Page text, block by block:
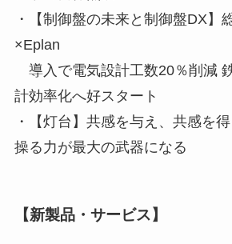
・【制御盤の未来と制御盤DX】
×Eplan
導入で電気設計工数20％削減
計効率化へ好スタート
・【灯台】共感を与え、共感を
操る力が最大の武器になる
【新製品・サービス】